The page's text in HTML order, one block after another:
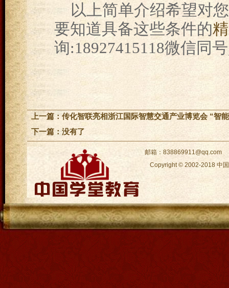
以上简单介绍希望对
要知道具备这些条件的
询:18927415118微信同
上一篇： 传化智联亮相浙江国际智慧交通产业博览会 “智
下一篇：没有了
邮箱：838869911@qq.com
Copyright © 2002-2018 中